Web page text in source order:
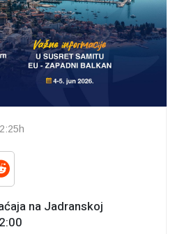
na Jadranskoj